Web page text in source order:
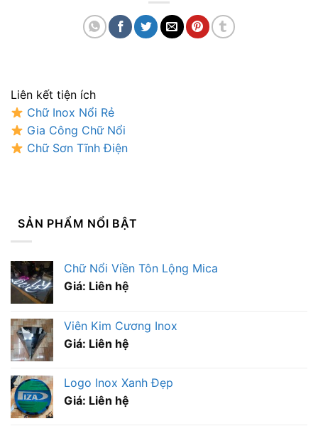
Liên kết tiện ích
Chữ Inox Nổi Rẻ
Gia Công Chữ Nổi
Chữ Sơn Tĩnh Điện
SẢN PHẨM NỔI BẬT
Chữ Nổi Viền Tôn Lộng Mica
Giá: Liên hệ
Viên Kim Cương Inox
Giá: Liên hệ
Logo Inox Xanh Đẹp
Giá: Liên hệ